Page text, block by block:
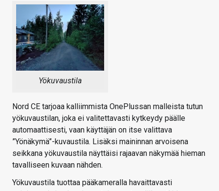
Yökuvaustila
Nord CE tarjoaa kalliimmista OnePlussan malleista tutun
yökuvaustilan, joka ei valitettavasti kytkeydy päälle
automaattisesti, vaan käyttäjän on itse valittava
”Yönäkymä”-kuvaustila. Lisäksi maininnan arvoisena
seikkana yökuvaustila näyttäisi rajaavan näkymää hieman
tavalliseen kuvaan nähden.
Yökuvaustila tuottaa pääkameralla havaittavasti